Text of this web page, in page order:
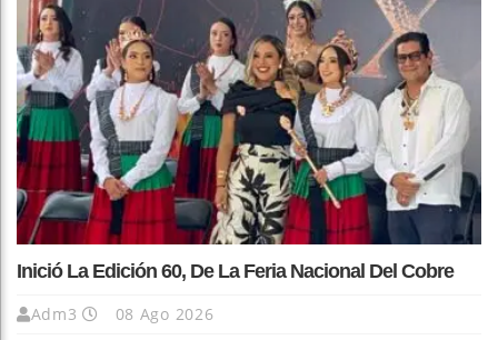
Inició La Edición 60, De La Feria Nacional Del Cobre
Adm3 08 Ago 2026